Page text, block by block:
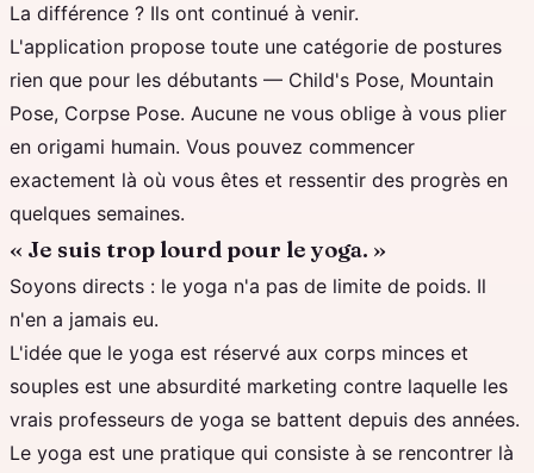
La différence ? Ils ont continué à venir.
L'application propose toute une catégorie de postures
rien que pour les débutants — Child's Pose, Mountain
Pose, Corpse Pose. Aucune ne vous oblige à vous plier
en origami humain. Vous pouvez commencer
exactement là où vous êtes et ressentir des progrès en
quelques semaines.
« Je suis trop lourd pour le yoga. »
Soyons directs : le yoga n'a pas de limite de poids. Il
n'en a jamais eu.
L'idée que le yoga est réservé aux corps minces et
souples est une absurdité marketing contre laquelle les
vrais professeurs de yoga se battent depuis des années.
Le yoga est une pratique qui consiste à se rencontrer là